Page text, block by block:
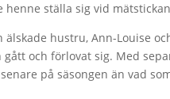
ställa sig vid
hustru, Ann-Louise
och förlovat sig. Med
på säsongen än vad